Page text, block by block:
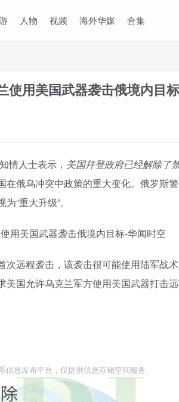
人物 视频 海外华媒 合集
使用美国武器袭击俄境内目标
情人士表示， 美国拜登政府已经解除了
在俄乌冲突中政策的重大变化。俄罗斯
“重大升级”。
远程袭击，该袭击很可能使用陆军战
国允许乌克兰军方使用美国武器打击
信息发布平台，仅提供信息存储空间服务